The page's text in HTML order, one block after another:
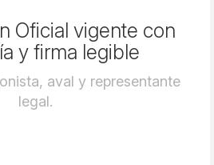
Oficial vigente con
y firma legible
aval y representante
legal.